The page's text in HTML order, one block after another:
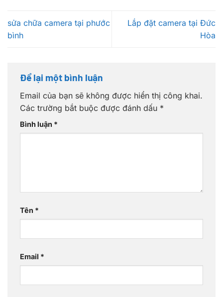
sửa chữa camera tại phước
bình
Lắp đặt camera tại Đức
Hòa
Để lại một bình luận
Email của bạn sẽ không được hiển thị công khai.
Các trường bắt buộc được đánh dấu *
Bình luận *
Tên *
Email *